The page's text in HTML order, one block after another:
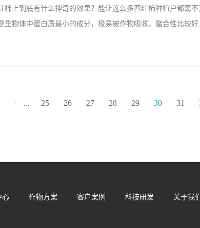
，当我滴灌了第二次后，辣椒根系发达，茎秆粗壮，整体长
很不错，使用量不多，但效果确实好的，只有自己亲身体验
柿上到底有什么神奇的效果？能让这么多西红柿种植户都
生物体中蛋白质最小的成分，极易被作物吸收。螯合性比较
要先转化成硝态氮才能被吸收利用是一样的道理）。氨基酸
... 25 26 27 28 29 30 31
心 作物方案 客户案例 科技研发 关于我们